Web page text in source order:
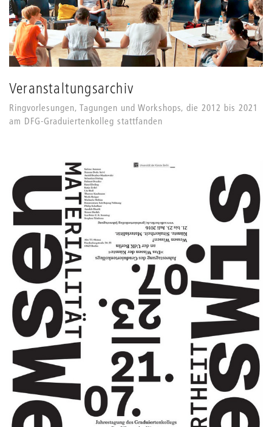
Veranstaltungsarchiv
Ringvorlesungen, Tagungen und Workshops, die 2012 bis 2021
am DFG-Graduiertenkolleg stattfanden